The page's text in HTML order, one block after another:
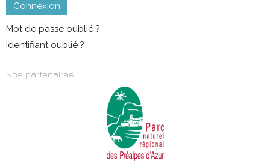
Connexion
Mot de passe oublié ?
Identifiant oublié ?
Nos partenaires